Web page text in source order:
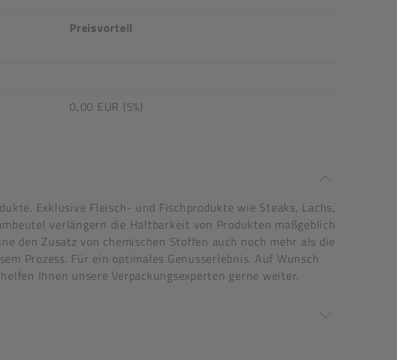
Preisvorteil
0,00 EUR (5%)
Exklusive Fleisch- und Fischprodukte wie Steaks, Lachs,
verlängern die Haltbarkeit von Produkten maßgeblich
den Zusatz von chemischen Stoffen auch noch mehr als die
Prozess. Für ein optimales Genusserlebnis. Auf Wunsch
Ihnen unsere Verpackungsexperten gerne weiter.